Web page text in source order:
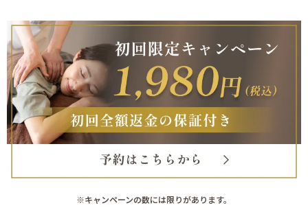
※キャンペーンの数には限りがあります。